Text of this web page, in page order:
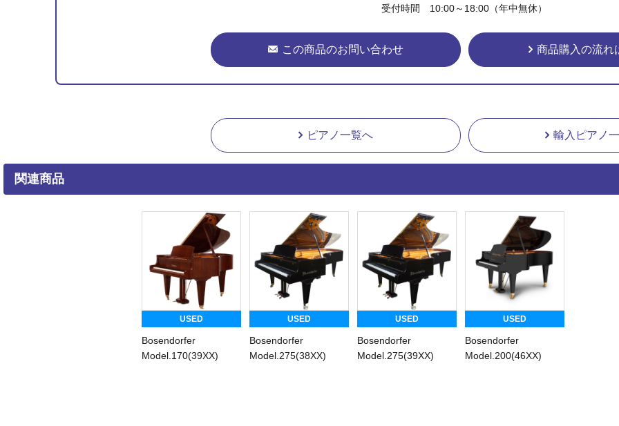
受付時間 10:00～18:00（年中無休）
この商品のお問い合わせ 商品購入の流れ
ピアノ一覧へ 輸入ピアノ
関連商品
USED
Bosendorfer
Model.170(39XX)
USED
Bosendorfer
Model.275(38XX)
USED
Bosendorfer
Model.275(39XX)
USED
Bosendorfer
Model.200(46XX)